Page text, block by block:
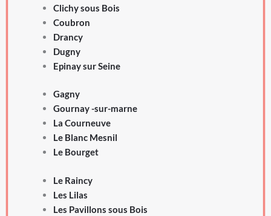
Clichy sous Bois
Coubron
Drancy
Dugny
Epinay sur Seine
Gagny
Gournay -sur-marne
La Courneuve
Le Blanc Mesnil
Le Bourget
Le Raincy
Les Lilas
Les Pavillons sous Bois